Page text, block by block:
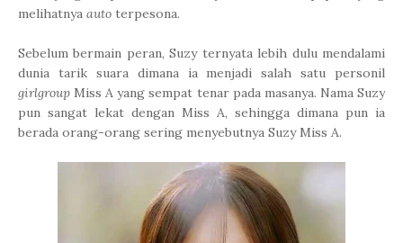
melihatnya auto terpesona.
Sebelum bermain peran, Suzy ternyata lebih dulu mendalami
dunia tarik suara dimana ia menjadi salah satu personil
girlgroup Miss A yang sempat tenar pada masanya. Nama Suzy
pun sangat lekat dengan Miss A, sehingga dimana pun ia
berada orang-orang sering menyebutnya Suzy Miss A.